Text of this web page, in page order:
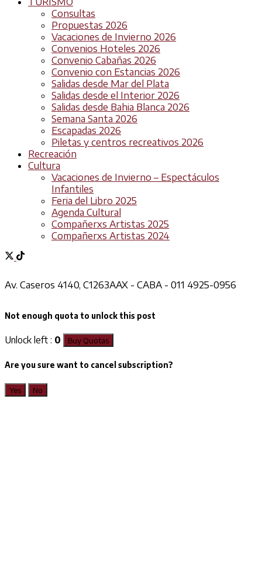
Consultas
Propuestas 2026
Vacaciones de Invierno 2026
Convenios Hoteles 2026
Convenio Cabañas 2026
Convenio con Estancias 2026
Salidas desde Mar del Plata
Salidas desde el Interior 2026
Salidas desde Bahia Blanca 2026
Semana Santa 2026
Escapadas 2026
Piletas y centros recreativos 2026
Recreación
Cultura
Vacaciones de Invierno – Espectáculos
Infantiles
Feria del Libro 2025
Agenda Cultural
Compañerxs Artistas 2025
Compañerxs Artistas 2024
Av. Caseros 4140, C1263AAX - CABA - 011 4925-0956
Not enough quota to unlock this post
Unlock left : 0 Buy Quotas
Are you sure want to cancel subscription?
Yes No